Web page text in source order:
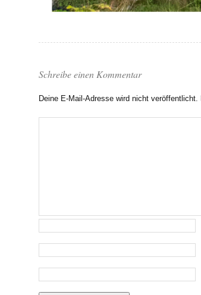
Schreibe einen Kommentar
Deine E-Mail-Adresse wird nicht veröffentlicht.